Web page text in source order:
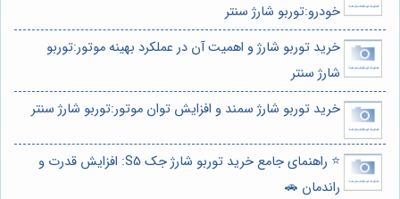
خودرو:توربو شارژ سنتر
خرید توربو شارژ و اهمیت آن در عملکرد بهینه موتور:توربو
شارژ سنتر
خرید توربو شارژ سمند و افزایش توان موتور:توربو شارژ سنتر
⭐️ راهنمای جامع خرید توربو شارژ جک S5: افزایش قدرت و
راندمان 🚗